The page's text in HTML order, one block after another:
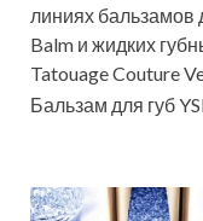
линиях бальзамов
Balm и жидких
Tatouage Couture
Бальзам для губ